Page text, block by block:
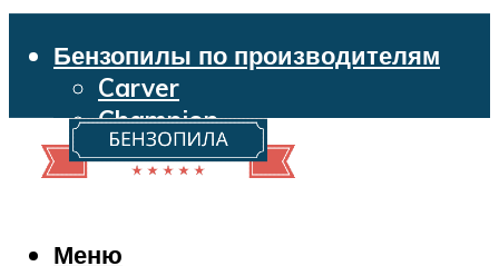
Бензопилы по производителям
Carver
Champion
Echo
Husqvarna
Makita
Меню